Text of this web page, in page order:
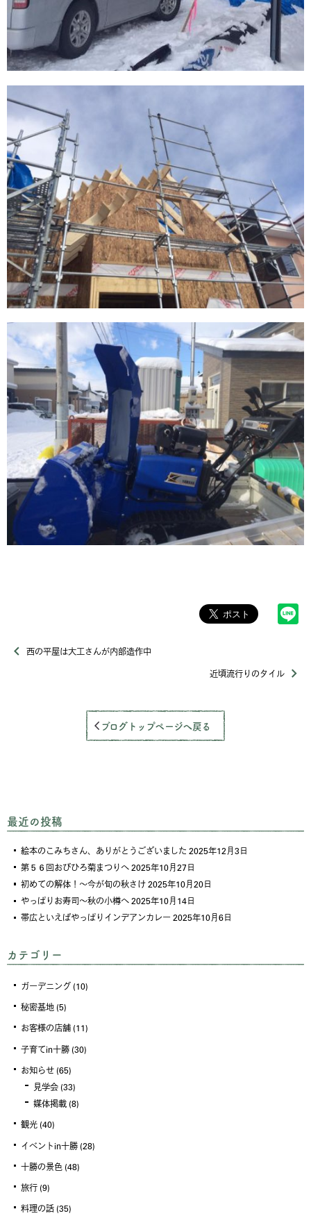
西の平屋は大工さんが内部造作中
近頃流行りのタイル
ブログトップページへ戻る
最近の投稿
絵本のこみちさん、ありがとうございました 2025年12月3日
第５６回おびひろ菊まつりへ2025年10月27日
初めての解体！～今が旬の秋さけ2025年10月20日
やっぱりお寿司～秋の小樽へ2025年10月14日
帯広といえばやっぱりインデアンカレー2025年10月6日
カテゴリー
ガーデニング (10)
秘密基地 (5)
お客様の店舗 (11)
子育てin十勝 (30)
お知らせ (65)
見学会 (33)
媒体掲載 (8)
観光 (40)
イベントin十勝 (28)
十勝の景色 (48)
旅行 (9)
料理の話 (35)